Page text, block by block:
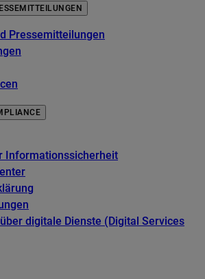
Pressemitteilungen
Informationssicherheit
über digitale Dienste (Digital Services